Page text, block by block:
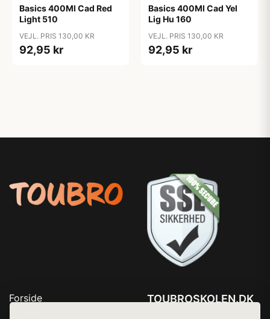
Basics 400Ml Cad Red
Light 510
VEJL. PRIS 130,00 KR
92,95 kr
Basics 400Ml Cad Yel
Lig Hu 160
VEJL. PRIS 130,00 KR
92,95 kr
Forside
TOUBROSKOLEN.DK